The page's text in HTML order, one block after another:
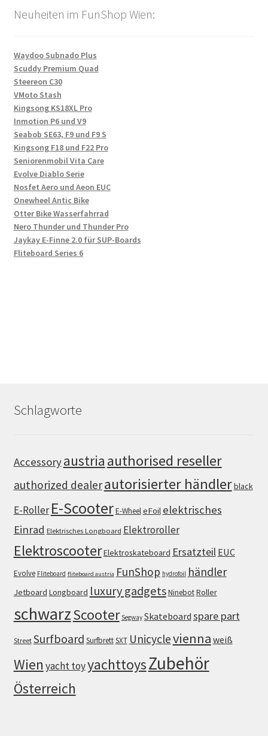
Neuheiten im FunShop Wien:
Waydoo Subnado Plus
Scuddy Premium Quad
Steereon C30
VMoto Stash
Kingsong KS18XL Pro
Inmotion P6 und V9
Seabob SE63, F9 und F9 S
Kingsong F18 und F22 Pro
Seniorenmobil Vita Care
Evolve Diablo Serie
Nosfet Aero und Aeon EUC
Onewheel Antic Bike
Otter Bike Wasserfahrrad
Nero Thunder und Thunder Pro
Jaykay E-Finne 2.0 für SUP-Boards
Fliteboard Series 6
Schlagworte
Accessoryaustria authorised reseller
authorized dealerautorisierter händlerblack
E-Roller E-ScooterE-WheeleFoil elektrisches
Einrad Elektrisches Longboard Elektroroller
ElektroscooterElektroskateboard Ersatzteil EUC
Evolve Fliteboard fliteboard austria FunShop hydrofoil händler
Jetboard Longboard luxury gadgetsNinebotRoller
schwarzScooter Segway Skateboard spare part
Street Surfboard SurfbrettSXT Unicyclevienna weiß
Wien yacht toyyachttoysZubehör
Österreich